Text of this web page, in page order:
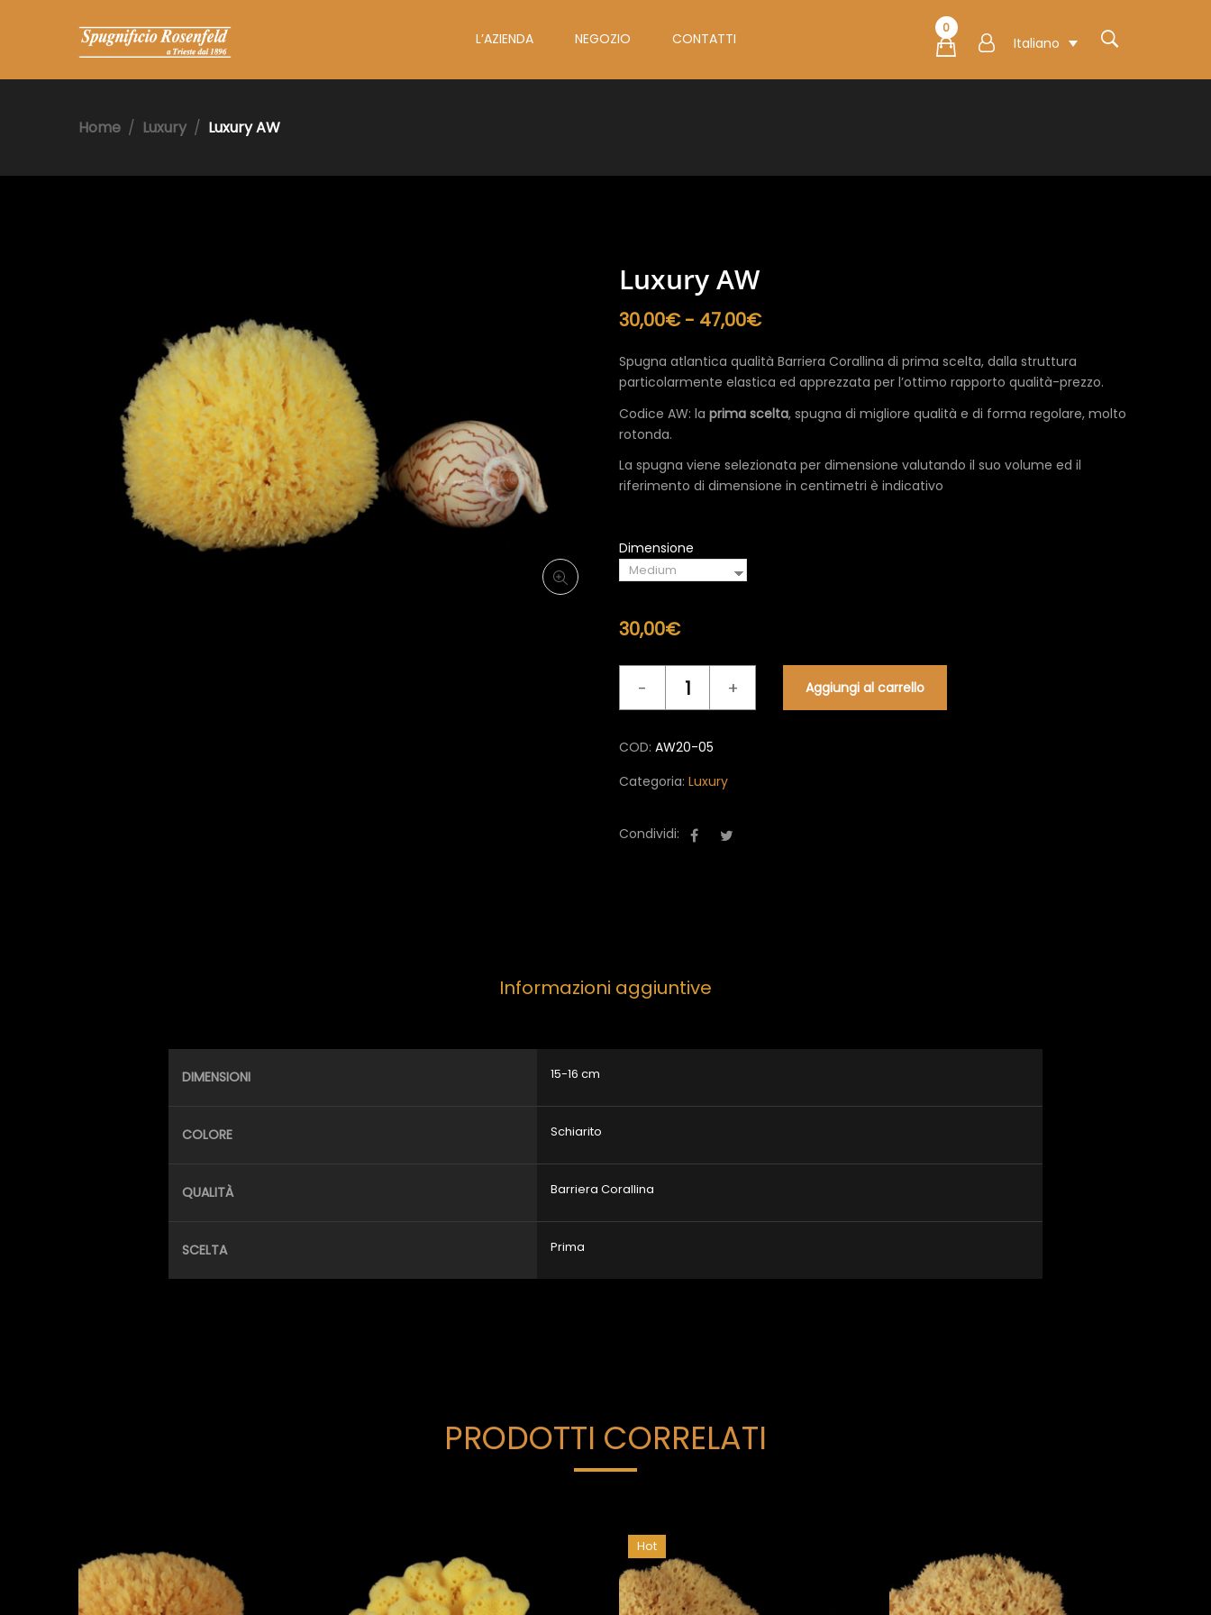
L’AZIENDA NEGOZIO CONTATTI
0
Italiano
Home Luxury Luxury AW
Luxury AW
30,00€ - 47,00€Fascia
prezzo:
da
30,00€
a
47,00€
Spugna atlantica qualità Barriera Corallina di prima scelta, dalla struttura
particolarmente elastica ed apprezzata per l’ottimo rapporto qualità-prezzo.
Codice AW: la prima scelta, spugna di migliore qualità e di forma regolare, molto
rotonda.
La spugna viene selezionata per dimensione valutando il suo volume ed il
riferimento di dimensione in centimetri è indicativo
Dimensione
30,00€
Aggiungi al carrello
COD: AW20-05
Categoria: Luxury
Condividi:
Informazioni aggiuntive
DIMENSIONI 15-16 cm
COLORE Schiarito
QUALITÀ Barriera Corallina
SCELTA Prima
PRODOTTI CORRELATI
Hot